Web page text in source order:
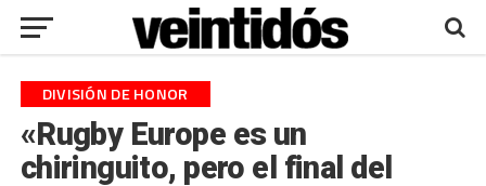
DIVISIÓN DE HONOR
«Rugby Europe es un
chiringuito, pero el final del